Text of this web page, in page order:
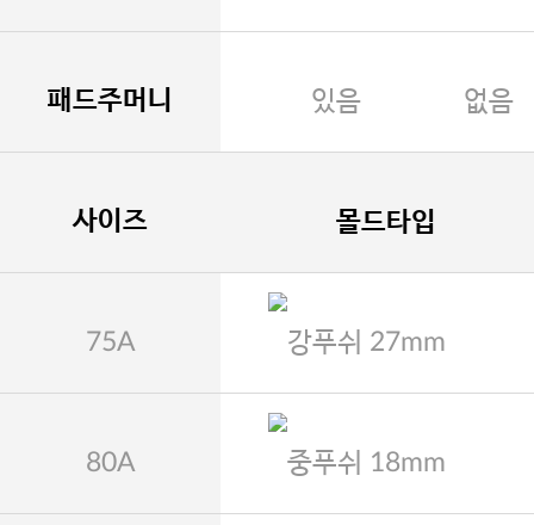
패드주머니 있음 없음
사이즈 몰드타입
75A 강푸쉬 27mm
80A 중푸쉬 18mm